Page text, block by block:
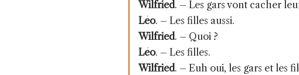
Wilfried. – Les gars vont cacher
Léo. – Les filles aussi.
Wilfried. – Quoi ?
Léo. – Les filles.
Wilfried. – Euh oui, les gars et les